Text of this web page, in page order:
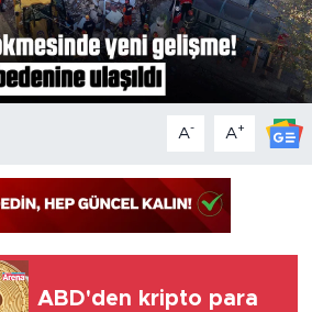
A- A+
ABD'den kripto para